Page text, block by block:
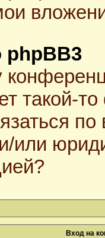
такой-
по
или
Вход на